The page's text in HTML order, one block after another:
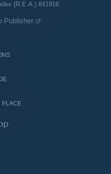
(R.E.A.) 841916
Publisher
PLACE